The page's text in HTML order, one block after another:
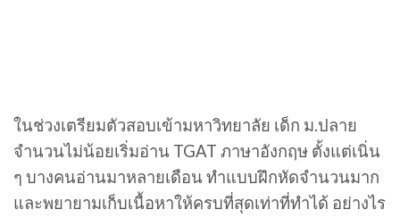
ในช่วงเตรียมตัวสอบเข้ามหาวิทยาลัย เด็ก ม.ปลาย
จำนวนไม่น้อยเริ่มอ่าน TGAT ภาษาอังกฤษ ตั้งแต่เนิ่น
ๆ บางคนอ่านมาหลายเดือน ทำแบบฝึกหัดจำนวนมาก
และพยายามเก็บเนื้อหาให้ครบที่สุดเท่าที่ทำได้ อย่างไร